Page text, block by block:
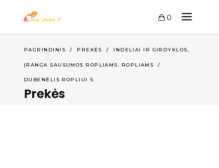
0
PAGRINDINIS / PREKĖS / INDELIAI IR GIRDYKLOS,
ĮRANGA SAUSUMOS ROPLIAMS, ROPLIAMS /
DUBENĖLIS ROPLIUI S
Prekės